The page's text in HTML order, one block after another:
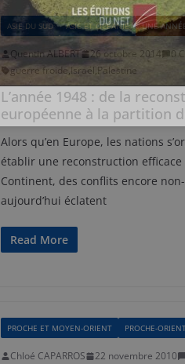
ASIE DU SUD ASIE ET OCÉANIE UNE
Quentin ALBERT 26 octobre 2014
0
guerre froide,Israël,Palestine
L’année 1948 : de la
européenne à la partition
Alors qu’en Europe, les nations
établir une reconstruction efficace
Continent, des conflits encore
aujourd’hui éclatent
Read More
PROCHE ET MOYEN-ORIENT PROCHE-
Chloé CAPARROS 22 novembre 2010